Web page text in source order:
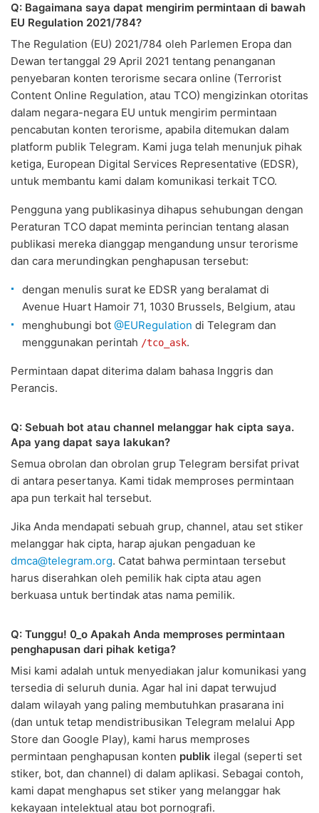
Q: Bagaimana saya dapat mengirim permintaan di bawah
EU Regulation 2021/784?
The Regulation (EU) 2021/784 oleh Parlemen Eropa dan
Dewan tertanggal 29 April 2021 tentang penanganan
penyebaran konten terorisme secara online (Terrorist
Content Online Regulation, atau TCO) mengizinkan otoritas
dalam negara-negara EU untuk mengirim permintaan
pencabutan konten terorisme, apabila ditemukan dalam
platform publik Telegram. Kami juga telah menunjuk pihak
ketiga, European Digital Services Representative (EDSR),
untuk membantu kami dalam komunikasi terkait TCO.
Pengguna yang publikasinya dihapus sehubungan dengan
Peraturan TCO dapat meminta perincian tentang alasan
publikasi mereka dianggap mengandung unsur terorisme
dan cara merundingkan penghapusan tersebut:
dengan menulis surat ke EDSR yang beralamat di
Avenue Huart Hamoir 71, 1030 Brussels, Belgium, atau
menghubungi bot @EURegulation di Telegram dan
menggunakan perintah /tco_ask.
Permintaan dapat diterima dalam bahasa Inggris dan
Perancis.
Q: Sebuah bot atau channel melanggar hak cipta saya.
Apa yang dapat saya lakukan?
Semua obrolan dan obrolan grup Telegram bersifat privat
di antara pesertanya. Kami tidak memproses permintaan
apa pun terkait hal tersebut.
Jika Anda mendapati sebuah grup, channel, atau set stiker
melanggar hak cipta, harap ajukan pengaduan ke
dmca@telegram.org. Catat bahwa permintaan tersebut
harus diserahkan oleh pemilik hak cipta atau agen
berkuasa untuk bertindak atas nama pemilik.
Q: Tunggu! 0_o Apakah Anda memproses permintaan
penghapusan dari pihak ketiga?
Misi kami adalah untuk menyediakan jalur komunikasi yang
tersedia di seluruh dunia. Agar hal ini dapat terwujud
dalam wilayah yang paling membutuhkan prasarana ini
(dan untuk tetap mendistribusikan Telegram melalui App
Store dan Google Play), kami harus memproses
permintaan penghapusan konten publik ilegal (seperti set
stiker, bot, dan channel) di dalam aplikasi. Sebagai contoh,
kami dapat menghapus set stiker yang melanggar hak
kekayaan intelektual atau bot pornografi.